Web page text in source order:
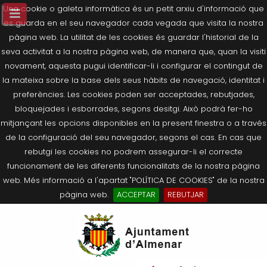
Una cookie o galeta informàtica és un petit arxiu d'informació que
es guarda en el seu navegador cada vegada que visita la nostra
pàgina web. La utilitat de les cookies és guardar l'historial de la
seva activitat a la nostra pàgina web, de manera que, quan la visiti
novament, aquesta pugui identificar-li i configurar el contingut de
la mateixa sobre la base dels seus hàbits de navegació, identitat i
preferències. Les cookies poden ser acceptades, rebutjades,
bloquejades i esborrades, segons desitgi. Això podrà fer-ho
mitjançant les opcions disponibles en la present finestra o a través
de la configuració del seu navegador, segons el cas. En cas que
rebutgi les cookies no podrem assegurar-li el correcte
funcionament de les diferents funcionalitats de la nostra pàgina
web. Més informació a l'apartat "POLÍTICA DE COOKIES" de la nostra
pàgina web.
ACCEPTAR
REBUTJAR
Salutació de l’Alcaldessa
Composició Consistori
Agricultura, Ramaderia i Medi
Què és la Seu Electrònica?
Últimes publicacions